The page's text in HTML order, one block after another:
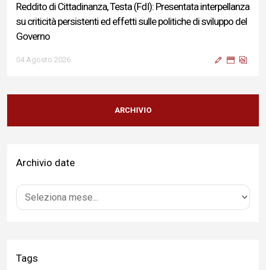
Reddito di Cittadinanza, Testa (FdI): Presentata interpellanza
su criticità persistenti ed effetti sulle politiche di sviluppo del
Governo
04 Agosto 2026
Sigismondi, Liris e Testa: “Profondo cordoglio e vicinanza al
Ministro Roccella e alla sua famiglia”
Terminal bus "Lorenzo Natali": modifiche temporanee alla
04 Agosto 2026
della comunità»
ARCHIVIO
Archivio date
Tags